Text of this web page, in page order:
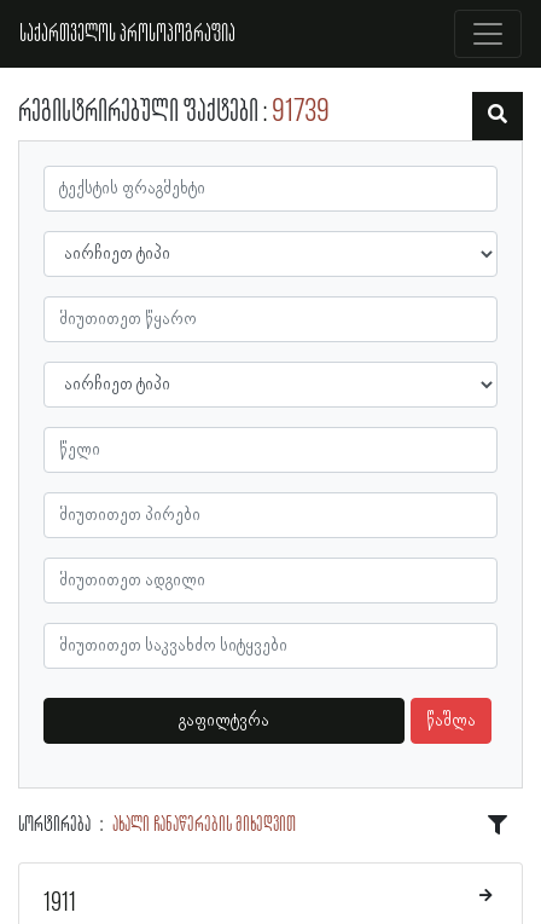
საქართველოს პროსოპოგრაფია
რეგისტრირებული ფაქტები 91739
გაფილტვრა წაშლა
სორტირება ახალი ჩანაწერების მიხედვით
1911